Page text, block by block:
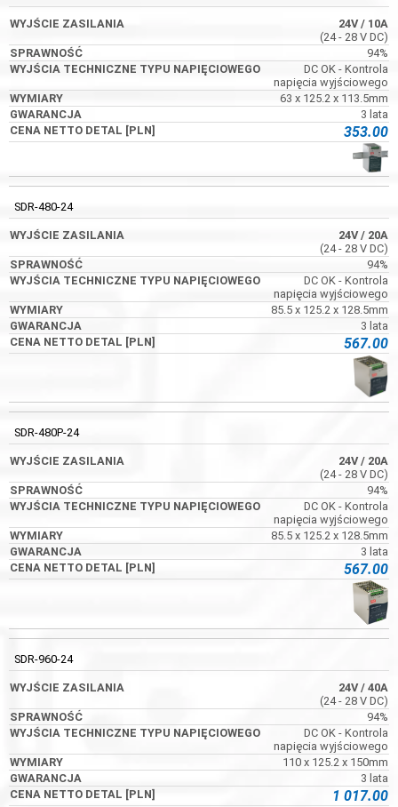
24V/ 10A
(24 - 28 V DC)
94%
DC OK - Kontrola
napięcia wyjściowego
63 x 125.2 x 113.5mm
3 lata
353.00
SDR-480-24
24V/ 20A
(24 - 28 V DC)
94%
DC OK - Kontrola
napięcia wyjściowego
85.5 x 125.2 x 128.5mm
3 lata
567.00
SDR-480P-24
24V/ 20A
(24 - 28 V DC)
94%
DC OK - Kontrola
napięcia wyjściowego
85.5 x 125.2 x 128.5mm
3 lata
567.00
SDR-960-24
24V/ 40A
(24 - 28 V DC)
94%
DC OK - Kontrola
napięcia wyjściowego
110 x 125.2 x 150mm
3 lata
1 017.00